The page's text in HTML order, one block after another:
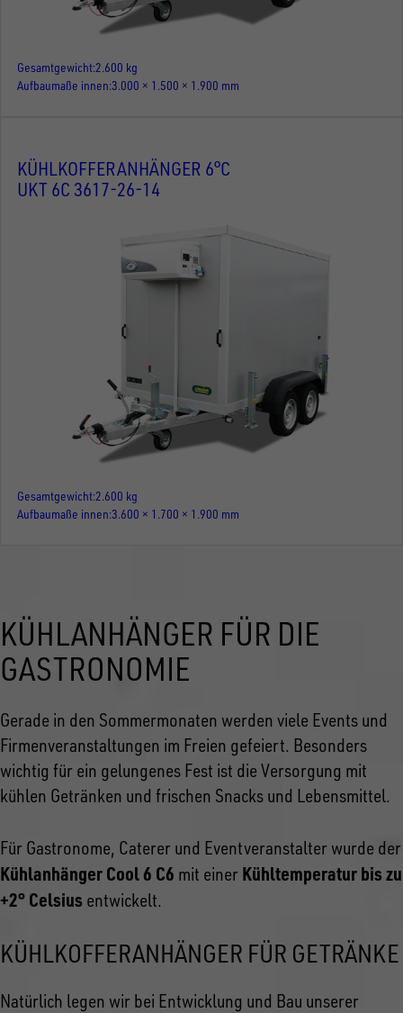
Gesamtgewicht 2.600 kg
Aufbaumaße innen 3.000 × 1.500 × 1.900 mm
KÜHLKOFFERANHÄNGER 6°C
UKT 6C 3617-26-14
Gesamtgewicht 2.600 kg
Aufbaumaße innen 3.600 × 1.700 × 1.900 mm
KÜHLANHÄNGER FÜR DIE
GASTRONOMIE
Gerade in den Sommermonaten werden viele Events und
Firmenveranstaltungen im Freien gefeiert. Besonders
wichtig für ein gelungenes Fest ist die Versorgung mit
kühlen Getränken und frischen Snacks und Lebensmittel.
Für Gastronome, Caterer und Eventveranstalter wurde der
Kühlanhänger Cool 6 C6 mit einer Kühltemperatur bis zu
+2° Celsius entwickelt.
KÜHLKOFFERANHÄNGER FÜR GETRÄNKE
Natürlich legen wir bei Entwicklung und Bau unserer